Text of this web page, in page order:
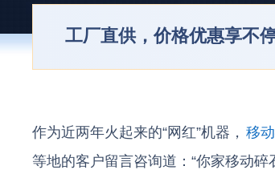
工厂直供，价格优惠享不停
作为近两年火起来的“网红”机器， 移
等地的客户留言咨询道：“你家移动